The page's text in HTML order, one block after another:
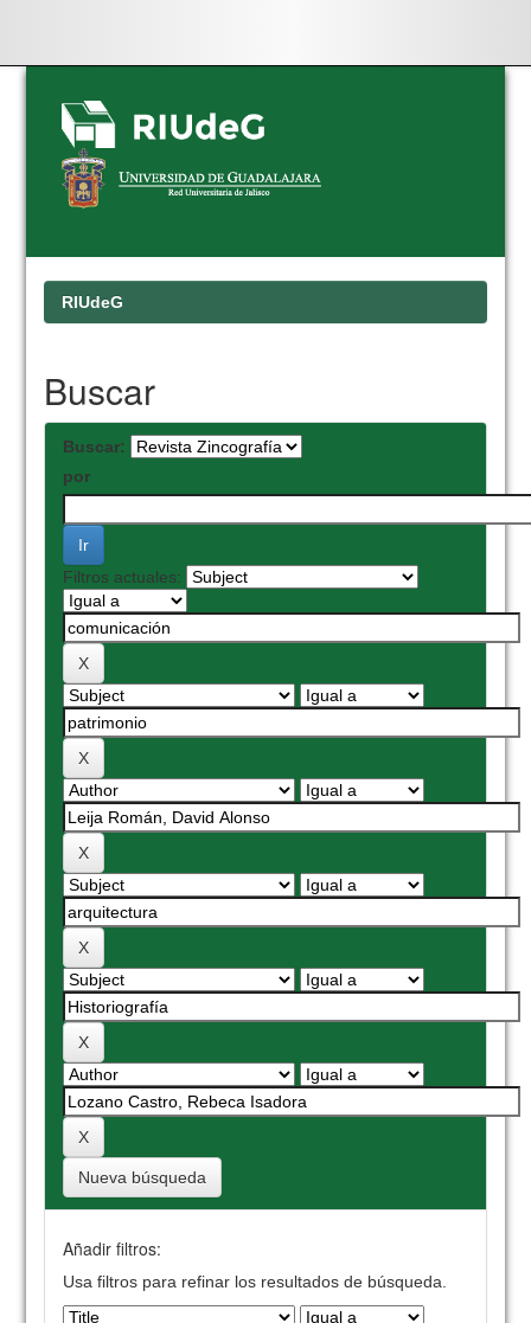
Skip
navigation
RIUdeG
Buscar
Buscar:
por
Filtros actuales:
Nueva búsqueda
Añadir filtros:
Usa filtros para refinar los resultados de búsqueda.